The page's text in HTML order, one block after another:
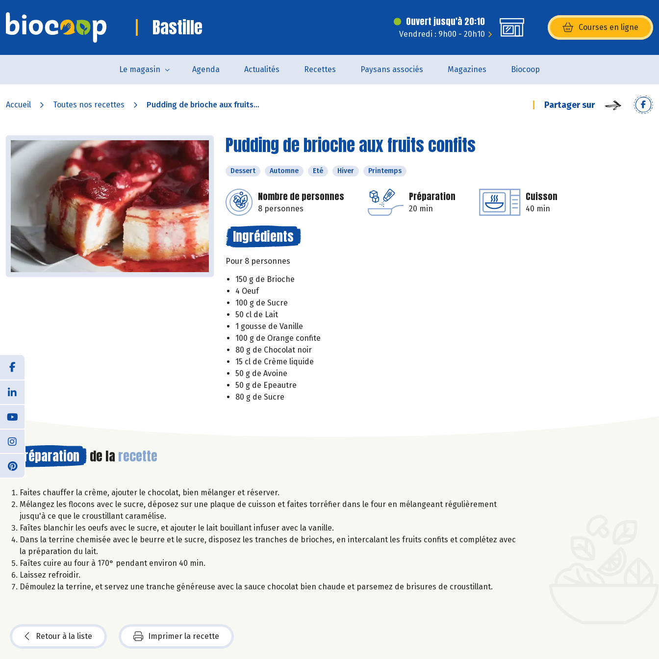
Bastille Ouvert jusqu'à 20:10
Vendredi : 9h00 - 20h10
Courses en ligne
(s’ouvre dans une nouvelle
Le magasin Agenda Actualités Recettes Paysans associés Magazines Biocoop
Accueil Toutes nos recettes Pudding de brioche aux fruits... Partager sur
Pudding de brioche aux fruits confits
Dessert Automne Eté Hiver Printemps
Nombre de personnes
8 personnes
Préparation
20 min
Cuisson
40 min
Ingrédients
Pour 8 personnes
150 g de Brioche
4 Oeuf
100 g de Sucre
50 cl de Lait
1 gousse de Vanille
100 g de Orange confite
80 g de Chocolat noir
15 cl de Crème liquide
50 g de Avoine
50 g de Epeautre
80 g de Sucre
Préparation de la recette
Faites chauffer la crème, ajouter le chocolat, bien mélanger et réserver.
Mélangez les flocons avec le sucre, déposez sur une plaque de cuisson et faites torréfier dans le four en mélangeant régulièrement
jusqu'à ce que le croustillant caramélise.
Faîtes blanchir les oeufs avec le sucre, et ajouter le lait bouillant infuser avec la vanille.
Dans la terrine chemisée avec le beurre et le sucre, disposez les tranches de brioches, en intercalant les fruits confits et complétez avec
la préparation du lait.
Faîtes cuire au four à 170° pendant environ 40 min.
Laissez refroidir.
Démoulez la terrine, et servez une tranche généreuse avec la sauce chocolat bien chaude et parsemez de brisures de croustillant.
Retour à la liste Imprimer la recette